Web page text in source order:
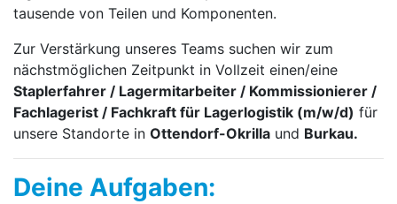
tausende von Teilen und Komponenten.
Zur Verstärkung unseres Teams suchen wir zum
nächstmöglichen Zeitpunkt in Vollzeit einen/eine
Staplerfahrer / Lagermitarbeiter / Kommissionierer /
Fachlagerist / Fachkraft für Lagerlogistik (m/w/d) für
unsere Standorte in Ottendorf-Okrilla und Burkau.
Deine Aufgaben: